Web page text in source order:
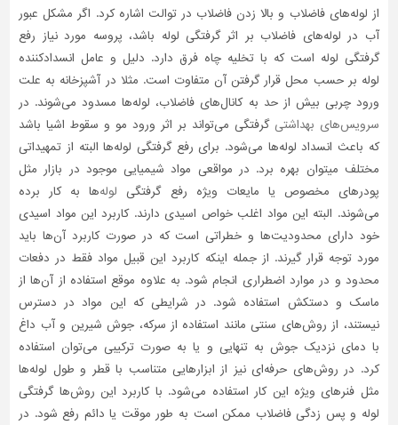
از لوله‌های فاضلاب و بالا زدن فاضلاب در توالت اشاره کرد. اگر مشکل عبور
آب در لوله‌های فاضلاب بر اثر گرفتگی لوله باشد، پروسه مورد نیاز رفع
گرفتگی لوله است که با تخلیه چاه فرق دارد. دلیل و عامل انسدادکننده
لوله بر حسب محل قرار گرفتن آن متفاوت است. مثلا در آشپزخانه به علت
ورود چربی بیش از حد به کانال‌های فاضلاب، لوله‌ها مسدود می‌شوند. در
سرویس‌های بهداشتی گرفتگی می‌تواند بر اثر ورود مو و سقوط اشیا باشد
که باعث انسداد لوله‌ها می‌شود. برای رفع گرفتگی لوله‌ها البته از تمهیداتی
مختلف میتوان بهره برد. در مواقعی مواد شیمیایی موجود در بازار مثل
پودرهای مخصوص یا مایعات ویژه رفع گرفتگی لوله‌ها به کار برده
می‌شوند. البته این مواد اغلب خواص اسیدی دارند. کاربرد این مواد اسیدی
خود دارای محدودیت‌ها و خطراتی است که در صورت کاربرد آن‌ها باید
مورد توجه قرار گیرند. از جمله اینکه کاربرد این قبیل مواد فقط در دفعات
محدود و در موارد اضطراری انجام شود. به علاوه موقع استفاده از آن‌ها از
ماسک و دستکش استفاده شود. در شرایطی که این مواد در دسترس
نیستند، از روش‌های سنتی مانند استفاده از سرکه، جوش شیرین و آب داغ
با دمای نزدیک جوش به تنهایی و یا به صورت ترکیبی می‌توان استفاده
کرد. در روش‌های حرفه‌ای نیز از ابزارهایی متناسب با قطر و طول لوله‌ها
مثل فنرهای ویژه این کار استفاده می‌شود. با کاربرد این روش‌ها گرفتگی
لوله و پس زدگی فاضلاب ممکن است به طور موقت یا دائم رفع شود. در